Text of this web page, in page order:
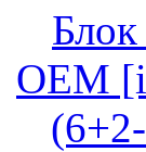
OEM